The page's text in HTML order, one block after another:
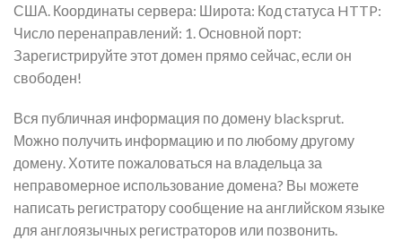
США. Координаты сервера: Широта: Код статуса HTTP:
Число перенаправлений: 1. Основной порт:
Зарегистрируйте этот домен прямо сейчас, если он
свободен!
Вся публичная информация по домену blacksprut.
Можно получить информацию и по любому другому
домену. Хотите пожаловаться на владельца за
неправомерное использование домена? Вы можете
написать регистратору сообщение на английском языке
для англоязычных регистраторов или позвонить.